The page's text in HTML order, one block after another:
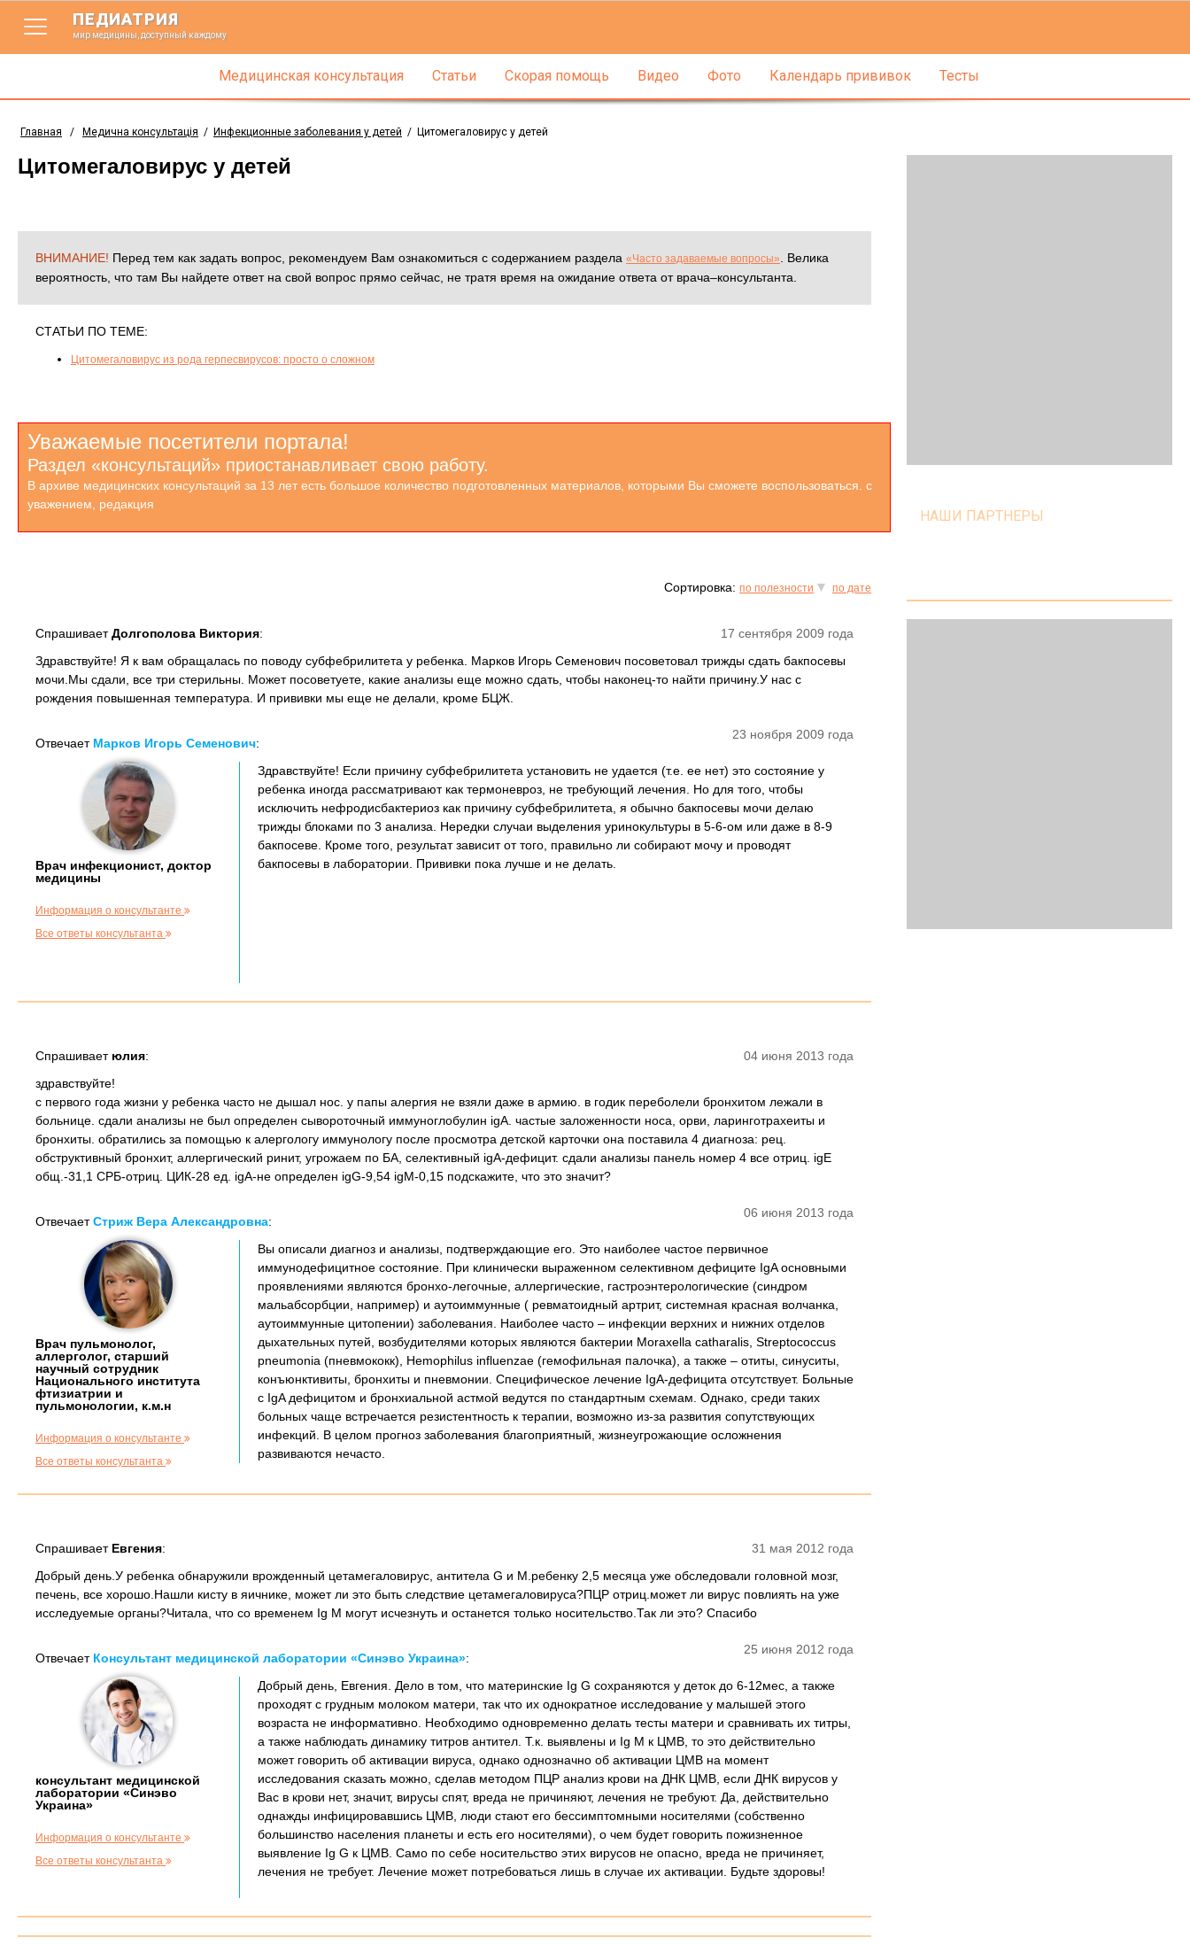
ПЕДИАТРИЯ
мир медицины, доступный каждому
Медицинская консультация Статьи Скорая помощь Видео Фото Календарь прививок Тесты
Главная / Медична консультація / Инфекционные заболевания у детей / Цитомегаловирус у детей
Цитомегаловирус у детей
ВНИМАНИЕ! Перед тем как задать вопрос, рекомендуем Вам ознакомиться с содержанием раздела «Часто задаваемые вопросы»
. Велика
вероятность, что там Вы найдете ответ на свой вопрос прямо сейчас, не тратя время на ожидание ответа от врача–консультанта.
СТАТЬИ ПО ТЕМЕ:
Цитомегаловирус из рода герпесвирусов: просто о сложном
Уважаемые посетители портала!
Раздел «консультаций» приостанавливает свою работу.
В архиве медицинских консультаций за 13 лет есть большое количество подготовленных материалов, которыми Вы сможете воспользоваться. с
уважением, редакция
Сортировка: по полезности по дате
17 сентября 2009 года
СпрашиваетДолгополова Виктория:
Здравствуйте! Я к вам обращалась по поводу субфебрилитета у ребенка. Марков Игорь Семенович посоветовал трижды сдать бакпосевы
мочи.Мы сдали, все три стерильны. Может посоветуете, какие анализы еще можно сдать, чтобы наконец-то найти причину.У нас с
рождения повышенная температура. И прививки мы еще не делали, кроме БЦЖ.
23 ноября 2009 года
Отвечает Марков Игорь Семенович:
Врач инфекционист, доктор
медицины
Информация о консультанте
Все ответы консультанта
Здравствуйте! Если причину субфебрилитета установить не удается (т.е. ее нет) это состояние у
ребенка иногда рассматривают как термоневроз, не требующий лечения. Но для того, чтобы
исключить нефродисбактериоз как причину субфебрилитета, я обычно бакпосевы мочи делаю
трижды блоками по 3 анализа. Нередки случаи выделения уринокультуры в 5-6-ом или даже в 8-9
бакпосеве. Кроме того, результат зависит от того, правильно ли собирают мочу и проводят
бакпосевы в лаборатории. Прививки пока лучше и не делать.
04 июня 2013 года
Спрашивает юлия:
здравствуйте!
с первого года жизни у ребенка часто не дышал нос. у папы алергия не взяли даже в армию. в годик переболели бронхитом лежали в
больнице. сдали анализы не был определен сывороточный иммуноглобулин igA. частые заложенности носа, орви, ларинготрахеиты и
бронхиты. обратились за помощью к алергологу иммунологу после просмотра детской карточки она поставила 4 диагноза: рец.
обструктивный бронхит, аллергический ринит, угрожаем по БА, селективный igA-дефицит. сдали анализы панель номер 4 все отриц. igE
общ.-31,1 СРБ-отриц. ЦИК-28 ед. igA-не определен igG-9,54 igM-0,15 подскажите, что это значит?
06 июня 2013 года
ОтвечаетСтриж Вера Александровна:
Врач пульмонолог,
аллерголог, старший
научный сотрудник
Национального института
фтизиатрии и
пульмонологии, к.м.н
Информация о консультанте
Все ответы консультанта
Вы описали диагноз и анализы, подтверждающие его. Это наиболее частое первичное
иммунодефицитное состояние. При клинически выраженном селективном дефиците IgA основными
проявлениями являются бронхо-легочные, аллергические, гастроэнтерологические (синдром
мальабсорбции, например) и аутоиммунные ( ревматоидный артрит, системная красная волчанка,
аутоиммунные цитопении) заболевания. Наиболее часто – инфекции верхних и нижних отделов
дыхательных путей, возбудителями которых являются бактерии Moraxella catharalis, Streptococcus
pneumonia (пневмококк), Hemophilus influenzae (гемофильная палочка), а также – отиты, синуситы,
конъюнктивиты, бронхиты и пневмонии. Специфическое лечение IgA-дефицита отсутствует. Больные
с IgA дефицитом и бронхиальной астмой ведутся по стандартным схемам. Однако, среди таких
больных чаще встречается резистентность к терапии, возможно из-за развития сопутствующих
инфекций. В целом прогноз заболевания благоприятный, жизнеугрожающие осложнения
развиваются нечасто.
31 мая 2012 года
Спрашивает Евгения:
Добрый день.У ребенка обнаружили врожденный цетамегаловирус, антитела G и M.ребенку 2,5 месяца уже обследовали головной мозг,
печень, все хорошо.Нашли кисту в яичнике, может ли это быть следствие цетамегаловируса?ПЦР отриц.может ли вирус повлиять на уже
исследуемые органы?Читала, что со временем Ig M могут исчезнуть и останется только носительство.Так ли это? Спасибо
25 июня 2012 года
Отвечает Консультант медицинской лаборатории «Синэво Украина»:
консультант медицинской
лаборатории «Синэво
Украина»
Информация о консультанте
Все ответы консультанта
Добрый день, Евгения. Дело в том, что материнские Ig G сохраняются у деток до 6-12мес, а также
проходят с грудным молоком матери, так что их однократное исследование у малышей этого
возраста не информативно. Необходимо одновременно делать тесты матери и сравнивать их титры,
а также наблюдать динамику титров антител. Т.к. выявлены и Ig М к ЦМВ, то это действительно
может говорить об активации вируса, однако однозначно об активации ЦМВ на момент
исследования сказать можно, сделав методом ПЦР анализ крови на ДНК ЦМВ, если ДНК вирусов у
Вас в крови нет, значит, вирусы спят, вреда не причиняют, лечения не требуют. Да, действительно
однажды инфицировавшись ЦМВ, люди стают его бессимптомными носителями (собственно
большинство населения планеты и есть его носителями), о чем будет говорить пожизненное
выявление Ig G к ЦМВ. Само по себе носительство этих вирусов не опасно, вреда не причиняет,
лечения не требует. Лечение может потребоваться лишь в случае их активации. Будьте здоровы!
НАШИ ПАРТНЕРЫ